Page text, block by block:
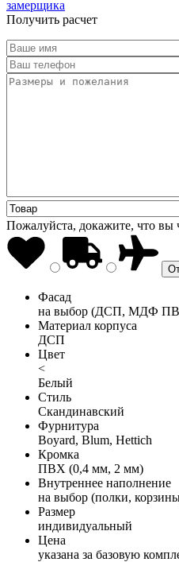
замерщика
Получить расчет
Пожалуйста, докажите, что вы
Фасад
на выбор (ДСП, МДФ
Материал корпуса
ДСП
Цвет
<
Белый
Стиль
Скандинавский
Фурнитура
Boyard, Blum, Hettich
Кромка
ПВХ (0,4 мм, 2 мм)
Внутреннее наполнение
на выбор (полки,
Размер
индивидуальный
Цена
указана за базовую